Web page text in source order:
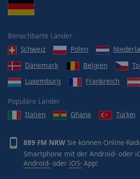
Benachbarte Länder
Schweiz
Polen
Dänemark
Belgien
Luxemburg
Frankreich
Populäre Länder
Italien
Ghana Türkei
889 FM NRW Sie können Online-
Smartphone mit der Android- oder
Android- oder iOS- App!